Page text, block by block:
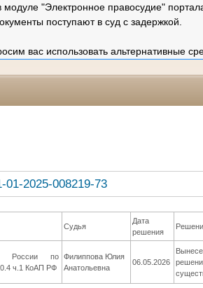
"Электронное правосудие"
поступают в суд с задержкой.
вас использовать альтернативные
2025-008219-73
Судья
Дата
решения
России по
ч.1 КоАП РФ
Филиппова Юлия
Анатольевна
06.05.2026